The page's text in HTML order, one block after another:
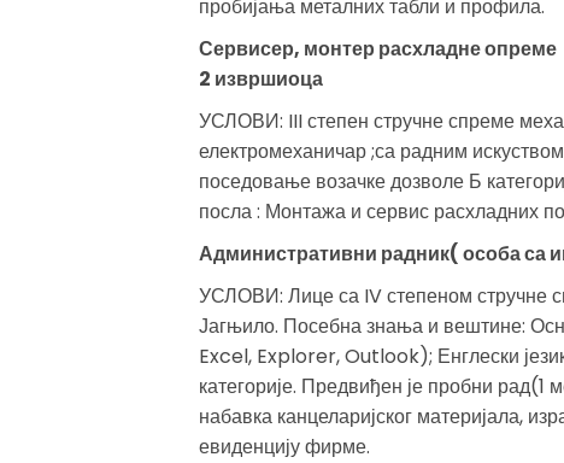
пробијања металних табли и профила.
Сервисер, монтер расхладне опреме
2 извршиоца
УСЛОВИ: III степен стручне спреме
електромеханичар ;са радним
поседовање возачке дозволе Б
посла : Монтажа и сервис расхладних
Административни радник( особа са
УСЛОВИ: Лице са IV степеном стручне
Јагњило. Посебна знања и вештине:
Excel, Explorer, Outlook); Енглески
категорије. Предвиђен је пробни
набавка канцеларијског материјала,
евиденцију фирме.